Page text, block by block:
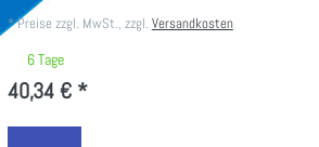
*Preise zzgl. MwSt., zzgl. Versandkosten
6 Tage
40,34 € *